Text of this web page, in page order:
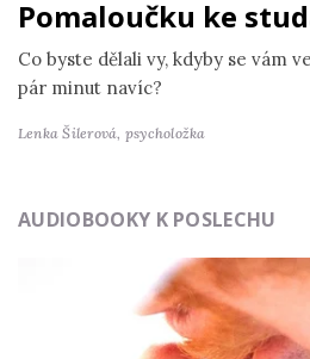
Pomaloučku ke
Co byste dělali vy, kdyby se vám
pár minut navíc?
Lenka Šilerová, psycholožka
AUDIOBOOKY K POSLECHU